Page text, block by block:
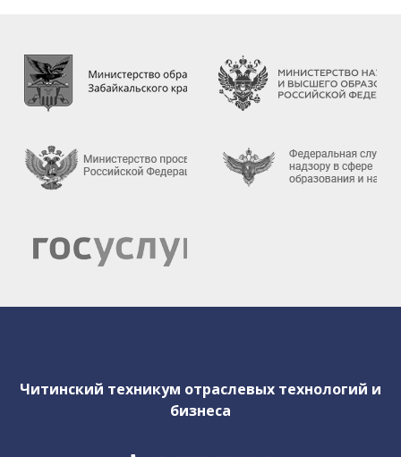
государственный контроль(надзор) в сфере
образования
Внутренняя система оценки качества
образования
Студенческое архитектурное бюро
"East Architect Chita"
Читинский техникум отраслевых технологий и
бизнеса